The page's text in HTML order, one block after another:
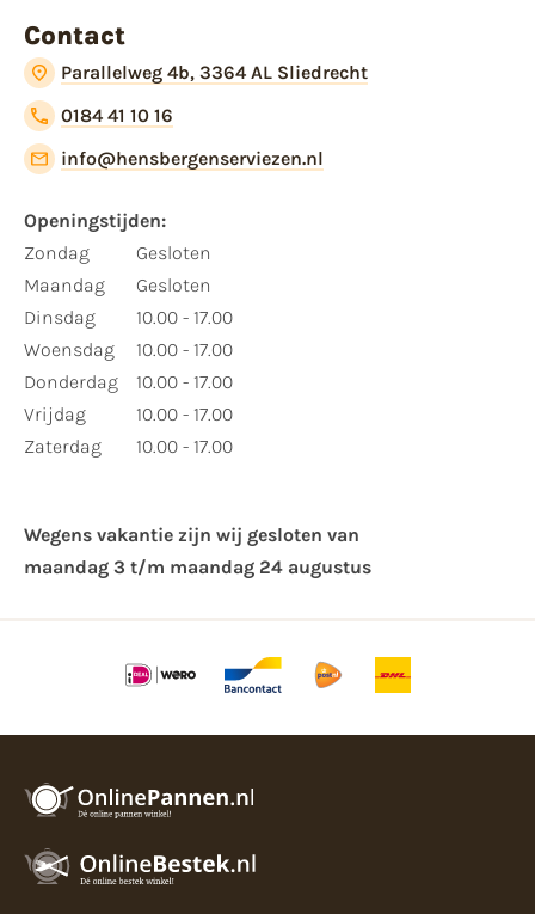
Contact
Parallelweg 4b, 3364 AL Sliedrecht
0184 41 10 16
info@hensbergenserviezen.nl
Openingstijden:
Zondag
Maandag
Dinsdag
Woensdag
Donderdag
Vrijdag
Zaterdag
Gesloten
Gesloten
10.00 - 17.00
10.00 - 17.00
10.00 - 17.00
10.00 - 17.00
10.00 - 17.00
Wegens vakantie zijn wij gesloten van ​
maandag 3 t/m maandag 24 augustus